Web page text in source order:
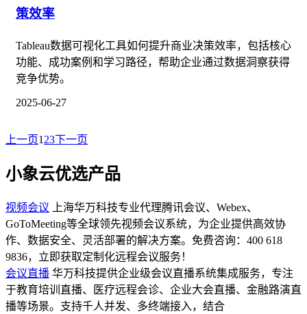
策效率
Tableau数据可视化工具如何提升商业决策效率，包括核心
功能、成功案例和学习路径，帮助企业通过数据洞察获得
竞争优势。
2025-06-27
上一页123下一页
小象云优选产品
视频会议
上海华万科技专业代理腾讯会议、Webex、
GoToMeeting等全球领先视频会议系统，为企业提供高效协
作、数据安全、灵活部署的解决方案。免费咨询：400 618
9836，立即获取定制化远程会议服务！
会议直播 华万科技提供企业级会议直播系统集成服务，专注
于教育培训直播、医疗远程会诊、企业大会直播、金融路演直
播等场景。支持千人并发、多终端接入，结合